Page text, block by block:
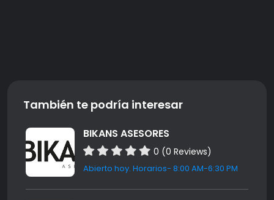
También te podría interesar
BIKANS ASESORES
0 (0 Reviews)
Abierto hoy. Horarios- 8:00 AM-6:30 PM